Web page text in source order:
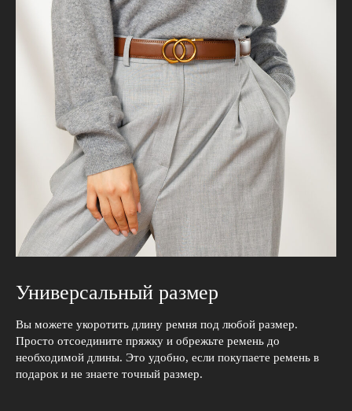
Универсальный размер
Вы можете укоротить длину ремня под любой размер.
Просто отсоедините пряжку и обрежьте ремень до
необходимой длины. Это удобно, если покупаете ремень в
подарок и не знаете точный размер.